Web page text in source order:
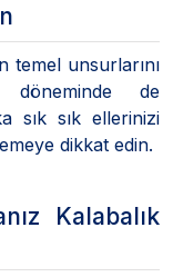
temel unsurlarını
de
sık sık ellerinizi
dikkat edin.
Kalabalık